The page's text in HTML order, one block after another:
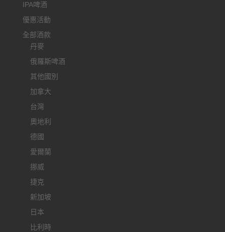
IPA啤酒
優惠活動
全部酒款
丹麥
俄羅斯啤酒
其他國別
加拿大
台灣
奧地利
德國
愛爾蘭
挪威
捷克
新加坡
日本
比利時